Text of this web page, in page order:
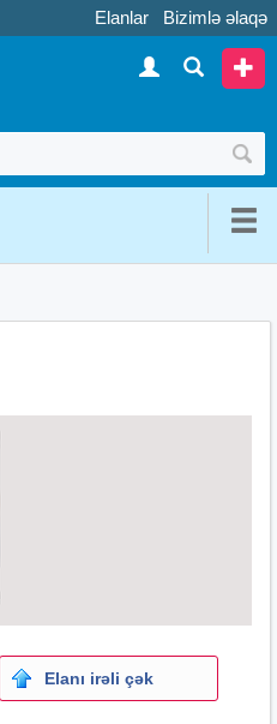
Elanlar Bizimlə əlaqə
Elanı irəli çək